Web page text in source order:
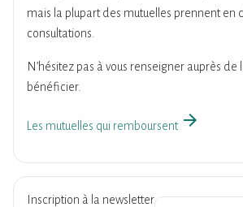
mais la plupart des mutuelles prennent en
consultations.
N’hésitez pas à vous renseigner auprès de
bénéficier.
Les mutuelles qui remboursent arrow_forward
Inscription à la newsletter